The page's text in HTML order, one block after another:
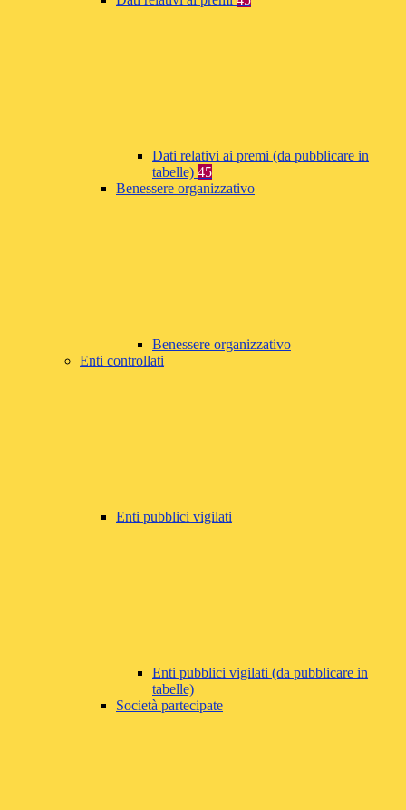
Dati relativi ai premi (da pubblicare in
tabelle) 45
Benessere organizzativo
Benessere organizzativo
Enti controllati
Enti pubblici vigilati
Enti pubblici vigilati (da pubblicare in
tabelle)
Società partecipate